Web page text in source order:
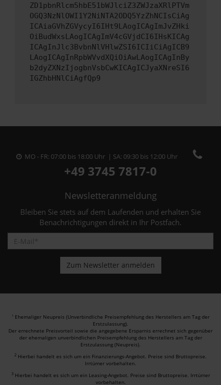
ZD1pbnRlcm5hbE51bWJlciZ3ZWJzaXRlPTVm
OGQ3NzNlOWI1Y2NiNTA2ODQ5YzZhNCIsCiAg
ICAiaGVhZGVycyI6IHt9LAogICAgImJvZHki
OiBudWxsLAogICAgImV4cGVjdCI6IHsKICAg
ICAgInJlc3BvbnNlVHlwZSI6ICIiCiAgICB9
LAogICAgInRpbWVvdXQiOiAwLAogICAgInBy
b2dyZXNzIjogbnVsbCwKICAgICJyaXNreSI6
IGZhbHNlCiAgfQp9
MO - FR: 07:00 bis 18:00 Uhr | SA: 09:30 bis 12:00 Uhr
+49 3745 7817-0
Newsletteranmeldung
Bleiben Sie stets auf dem Laufenden und erhalten Sie
Benachrichtigungen direkt in Ihr Postfach.
1 Ehemaliger Neupreis (Unverbindliche Preisempfehlung des Herstellers am Tag der
Erstzulassung).
Der errechnete Preisvorteil sowie die angegebene Ersparnis errechnet sich gegenüber
der ehemaligen unverbindlichen Preisempfehlung des Herstellers am Tag der
Erstzulassung (Neupreis).
2 Hierbei handelt es sich um ein Finanzierungs-Angebot. Preise sind Bruttopreise.
Irrtümer vorbehalten.
3 Hierbei handelt es sich um ein Leasing-Angebot. Preise sind Bruttopreise. Irrtümer
vorbehalten.